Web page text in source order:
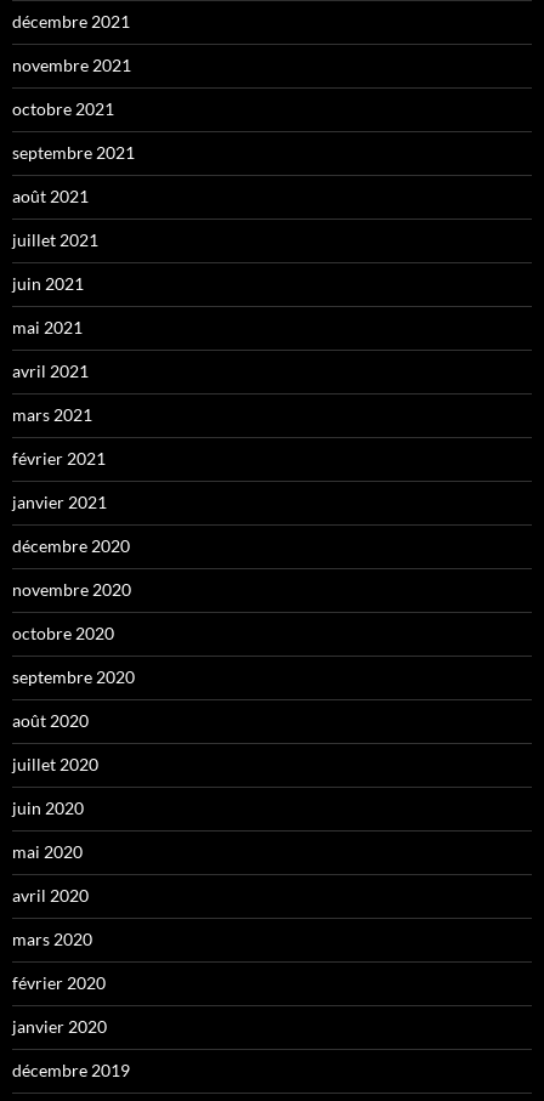
décembre 2021
novembre 2021
octobre 2021
septembre 2021
août 2021
juillet 2021
juin 2021
mai 2021
avril 2021
mars 2021
février 2021
janvier 2021
décembre 2020
novembre 2020
octobre 2020
septembre 2020
août 2020
juillet 2020
juin 2020
mai 2020
avril 2020
mars 2020
février 2020
janvier 2020
décembre 2019